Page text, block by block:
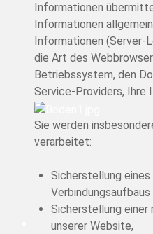
Informationen
Informationen
Informationen
die Art des
Betriebssystem, den
Service-Providers, Ihre
Sie werden
verarbeitet:
Sicherstellung
Sicherstellung einer
unserer Website,